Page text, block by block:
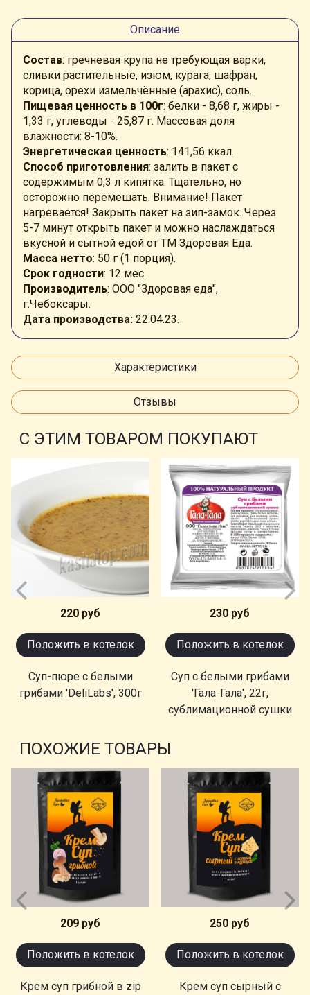
Описание
Состав: гречневая крупа не требующая варки,
сливки растительные, изюм, курага, шафран,
корица, орехи измельчённые (арахис), соль.
Пищевая ценность в 100г: белки - 8,68 г, жиры -
1,33 г, углеводы - 25,87 г. Массовая доля
влажности: 8-10%.
Энергетическая ценность: 141,56 ккал.
Способ приготовления: залить в пакет с
содержимым 0,3 л кипятка. Тщательно, но
осторожно перемешать. Внимание! Пакет
нагревается! Закрыть пакет на зип-замок. Через
5-7 минут открыть пакет и можно наслаждаться
вкусной и сытной едой от ТМ Здоровая Еда.
Масса нетто: 50 г (1 порция).
Срок годности: 12 мес.
Производитель: ООО "Здоровая еда",
г.Чебоксары.
Дата производства: 22.04.23.
Характеристики
Отзывы
С ЭТИМ ТОВАРОМ ПОКУПАЮТ
220 руб
Положить в котелок
Суп-пюре с белыми
грибами 'DeliLabs', 300г
230 руб
Положить в котелок
Суп с белыми грибами
'Гала-Гала', 22г,
сублимационной сушки
ПОХОЖИЕ ТОВАРЫ
209 руб
Положить в котелок
Крем суп грибной в zip
250 руб
Положить в котелок
Крем суп сырный с